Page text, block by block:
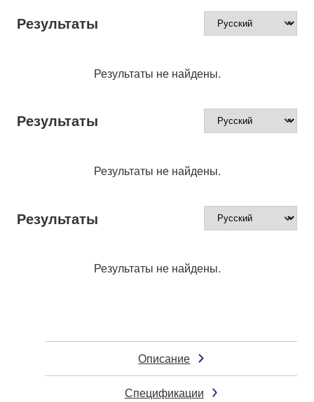
Результаты
Результаты не найдены.
Результаты
Результаты не найдены.
Результаты
Результаты не найдены.
Описание
Спецификации